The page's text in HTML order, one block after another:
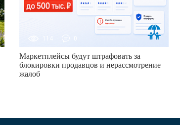
Маркетплейсы будут штрафовать за
блокировки продавцов и нерассмотрение
жалоб